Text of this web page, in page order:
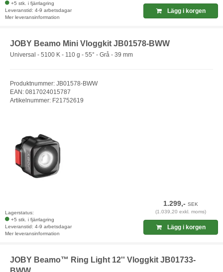
+5 stk. i fjärrlagring
Leveranstid: 4-9 arbetsdagar
Mer leveransinformation
Lägg i korgen
JOBY Beamo Mini Vloggkit JB01578-BWW
Universal - 5100 K - 110 g - 55° - Grå - 39 mm
Produktnummer: JB01578-BWW
EAN: 0817024015787
Artikelnummer: F21752619
Lagerstatus:
+5 stk. i fjärrlagring
Leveranstid: 4-9 arbetsdagar
Mer leveransinformation
1.299,-SEK
(1.039,20 exkl. moms)
Lägg i korgen
JOBY Beamo™ Ring Light 12'' Vloggkit JB01733-